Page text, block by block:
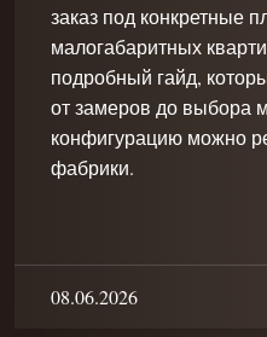
заказ под конкретные
малогабаритных
подробный гайд,
от замеров до выбора
конфигурацию можно
фабрики.
08.06.2026